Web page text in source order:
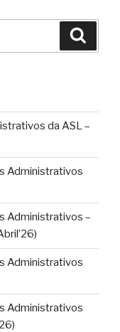
da ASL –
Administrativos
Administrativos –
Administrativos
Administrativos